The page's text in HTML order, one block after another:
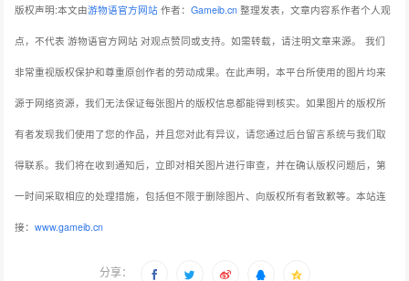
版权声明:本文由游物语官方网站 作者：Gameib.cn 整理发表，文章内容系作者个人观
点，不代表 游物语官方网站 对观点赞同或支持。如需转载，请注明文章来源。 我们
非常重视版权保护和尊重原创作者的劳动成果。在此声明，本平台所使用的图片均来
源于网络资源，我们无法保证每张图片的版权信息都能得到核实。如果图片的版权所
有者发现我们使用了您的作品，并且您对此有异议，请您通过后台留言系统与我们取
得联系。我们将在收到通知后，立即对相关图片进行审查，并在确认版权问题后，第
一时间采取相应的处理措施，包括但不限于删除图片、向版权所有者致歉等。本站连
接：www.gameib.cn
分享：